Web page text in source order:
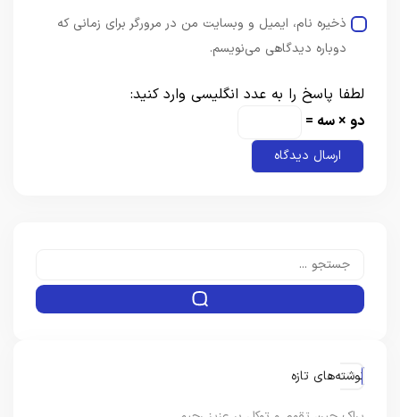
ذخیره نام، ایمیل و وبسایت من در مرورگر برای زمانی که
دوباره دیدگاهی می‌نویسم.
لطفا پاسخ را به عدد انگلیسی وارد کنید:
دو × سه =
نوشته‌های تازه